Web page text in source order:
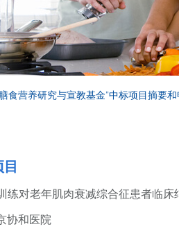
食营养研究与宣教基金”中标项目摘要
练对老年肌肉衰减综合征患者临
协和医院